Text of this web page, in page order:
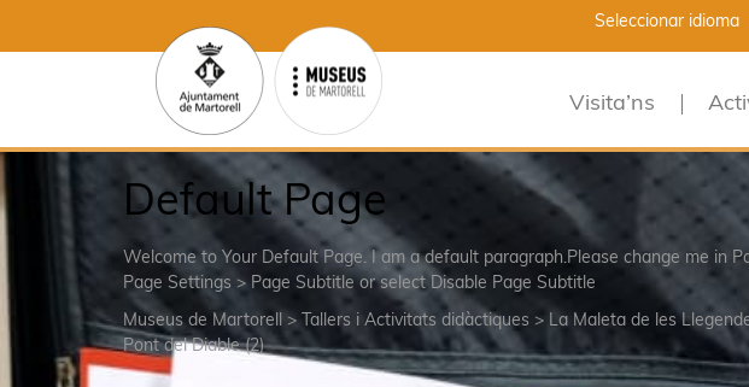
Visita’ns
Default Page
Welcome to Your Default Page. I am a default paragraph.Please change me in
Page Settings > Page Subtitle or select Disable Page Subtitle
Museus de Martorell > Tallers i Activitats didàctiques > La Maleta de les
Pont del Diable (2)